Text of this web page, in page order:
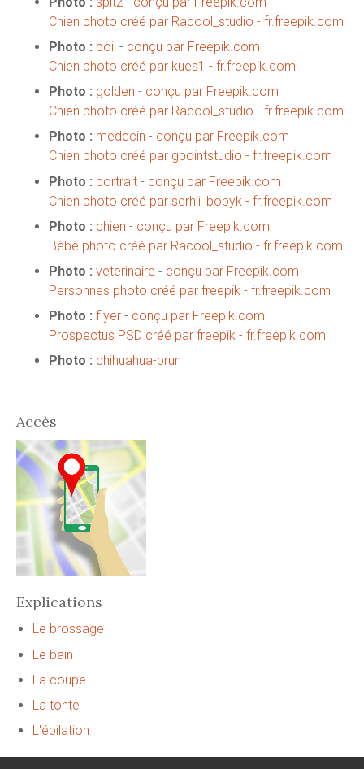
Chien photo créé par Racool_studio - fr.freepik.com
Photo : poil - conçu par Freepik.com
Chien photo créé par kues1 - fr.freepik.com
Photo : golden - conçu par Freepik.com
Chien photo créé par Racool_studio - fr.freepik.com
Photo : medecin - conçu par Freepik.com
Chien photo créé par gpointstudio - fr.freepik.com
Photo : portrait - conçu par Freepik.com
Chien photo créé par serhii_bobyk - fr.freepik.com
Photo : chien - conçu par Freepik.com
Bébé photo créé par Racool_studio - fr.freepik.com
Photo : veterinaire - conçu par Freepik.com
Personnes photo créé par freepik - fr.freepik.com
Photo : flyer - conçu par Freepik.com
Prospectus PSD créé par freepik - fr.freepik.com
Photo : chihuahua-brun
Accès
Explications
Le brossage
Le bain
La coupe
La tonte
L'épilation